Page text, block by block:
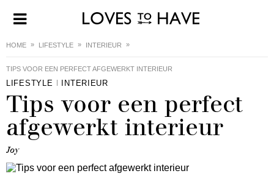
HOME LIFESTYLE INTERIEUR
TIPS VOOR EEN PERFECT AFGEWERKT INTERIEUR
LIFESTYLE INTERIEUR
Tips voor een perfect
afgewerkt interieur
Joy